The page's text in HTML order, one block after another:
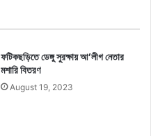
ফটিকছড়িতে ডেঙ্গু সুরক্ষায় আ’লীগ নেতার
মশারি বিতরণ
August 19, 2023